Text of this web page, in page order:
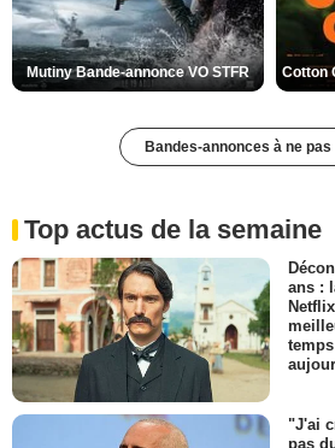
Mutiny Bande-annonce VO STFR
Bandes-annonces à ne
Top actus de la semaine
ans :
"J'ai
pas